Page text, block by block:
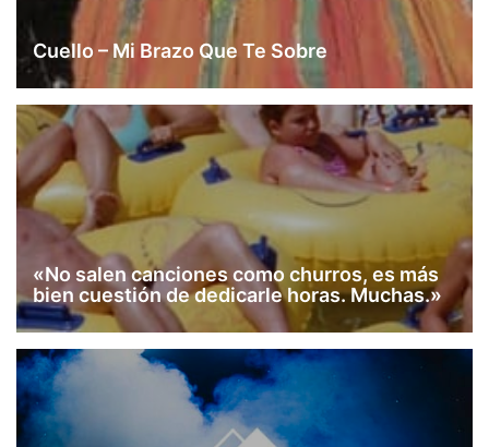
Cuello – Mi Brazo Que Te Sobre
«No salen canciones como churros, es más
bien cuestión de dedicarle horas. Muchas.»